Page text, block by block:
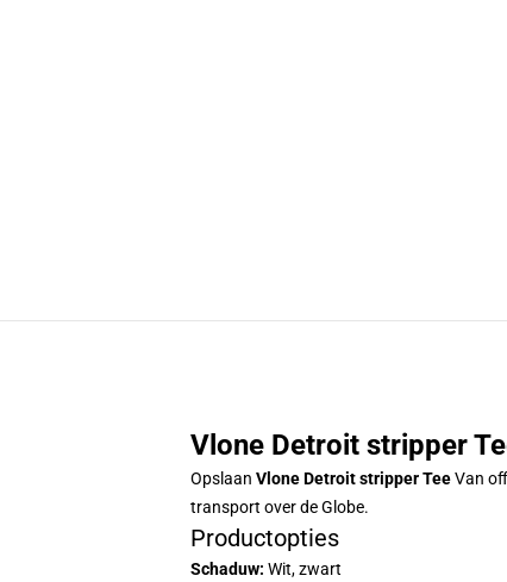
Vlone Detroit stripper
Opslaan Vlone Detroit stripper TeeVan
transport over de Globe.
Productopties
Schaduw: Wit, zwart